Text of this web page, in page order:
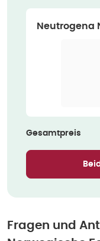
Neutrogena
Gesamtpreis
Fragen und